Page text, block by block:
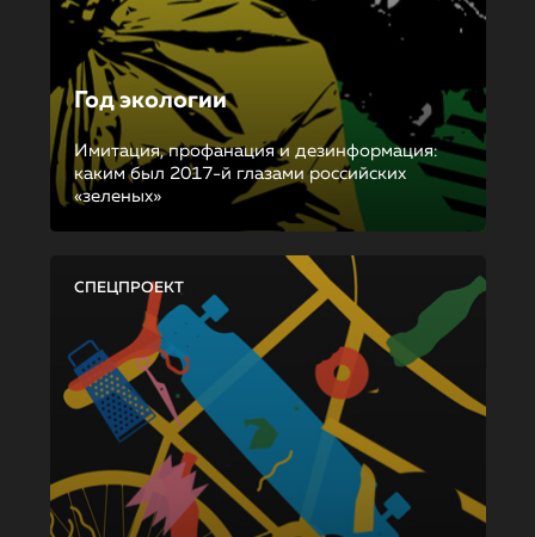
Год экологии
Имитация, профанация и дезинформация:
каким был 2017-й глазами российских
«зеленых»
СПЕЦПРОЕКТ